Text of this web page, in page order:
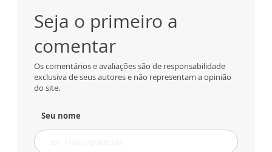
Seja o primeiro a
comentar
Os comentários e avaliações são de responsabilidade
exclusiva de seus autores e não representam a opinião
do site.
Seu nome